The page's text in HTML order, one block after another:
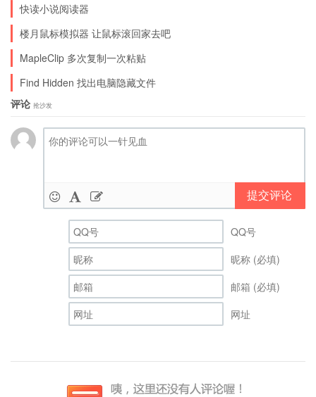
快读小说阅读器
楼月鼠标模拟器 让鼠标滚回家去吧
MapleClip 多次复制一次粘贴
Find Hidden 找出电脑隐藏文件
评论 抢沙发
提交评论
QQ号
昵称 (必填)
邮箱 (必填)
网址